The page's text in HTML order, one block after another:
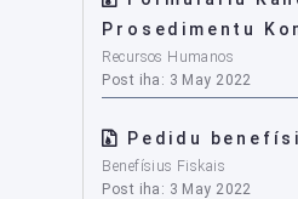
Prosedimentu
Recursos Humanos
Post iha: 3 May 2022
Pedidu
Benefísius Fiskais
Post iha: 3 May 2022